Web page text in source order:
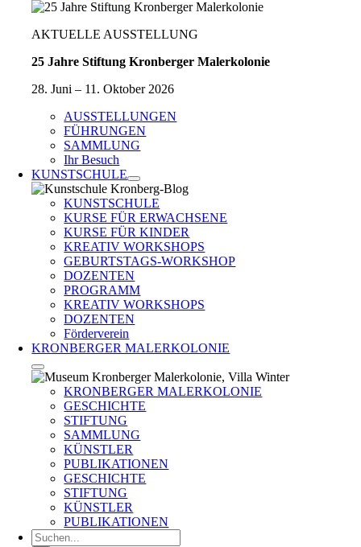
AKTUELLE AUSSTELLUNG
25 Jahre Stiftung Kronberger Malerkolonie
28. Juni – 11. Oktober 2026
AUSSTELLUNGEN
FÜHRUNGEN
SAMMLUNG
Ihr Besuch
KUNSTSCHULE
KUNSTSCHULE
KURSE FÜR ERWACHSENE
KURSE FÜR KINDER
KREATIV WORKSHOPS
GEBURTSTAGS-WORKSHOP
DOZENTEN
PROGRAMM
KREATIV WORKSHOPS
DOZENTEN
Förderverein
KRONBERGER MALERKOLONIE
KRONBERGER MALERKOLONIE
GESCHICHTE
STIFTUNG
SAMMLUNG
KÜNSTLER
PUBLIKATIONEN
GESCHICHTE
STIFTUNG
KÜNSTLER
PUBLIKATIONEN
Suche